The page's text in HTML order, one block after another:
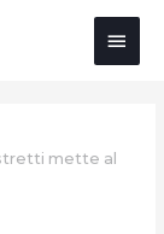
mette al